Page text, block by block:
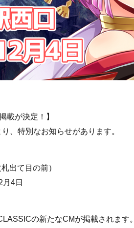
載が決定！】
、特別なお知らせがあります。
出て目の前）
4日
の新たなCMが掲載されます。